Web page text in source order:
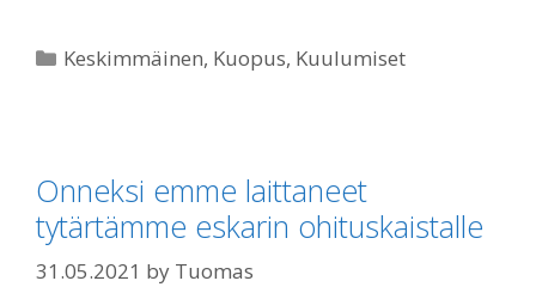
Categories
Keskimmäinen, Kuopus, Kuulumiset
Onneksi emme laittaneet
tytärtämme eskarin ohituskaistalle
31.05.2021 by Tuomas